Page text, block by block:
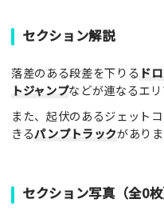
セクション解説
落差のある段差を下りる ド
トジャンプなどが連なるエリ
また、起伏のあるジェット
きるパンプトラックがありま
セクション写真（全0枚